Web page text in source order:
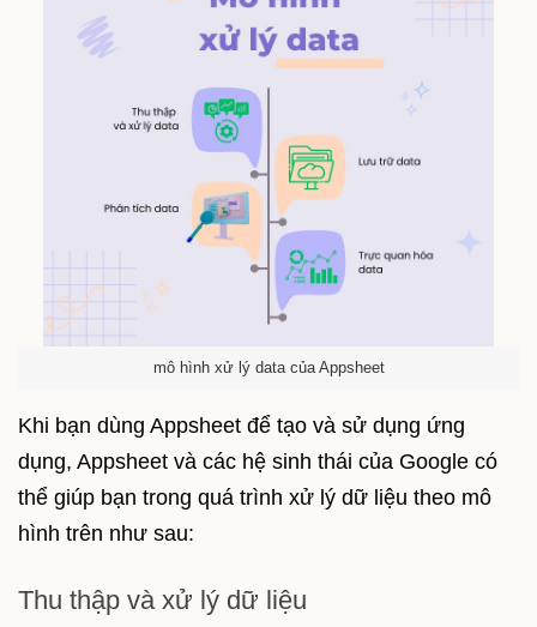
mô hình xử lý data của Appsheet
Khi bạn dùng Appsheet để tạo và sử dụng ứng
dụng, Appsheet và các hệ sinh thái của Google có
thể giúp bạn trong quá trình xử lý dữ liệu theo mô
hình trên như sau:
Thu thập và xử lý dữ liệu